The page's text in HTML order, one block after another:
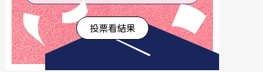
投票看結果